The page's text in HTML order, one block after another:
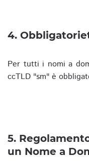
4.
Per tutti i nomi a
ccTLD "sm" è
5.
un Nome a